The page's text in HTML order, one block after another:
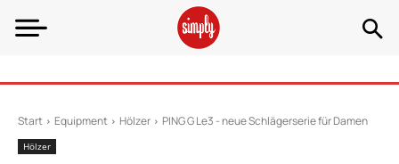
Start Equipment Hölzer PING G Le3 - neue Schlägerserie für Damen
Hölzer